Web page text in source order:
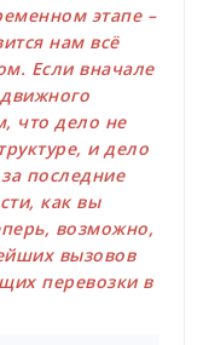
этапе –
нам всё
Если вначале
что дело не
и дело
последние
как вы
возможно,
вызовов
перевозки в